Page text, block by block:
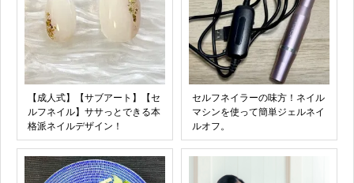
【成人式】【サブアート】【セ
ルフネイル】ササっとできる本
格派ネイルデザイン！
セルフネイラーの味方！ネイル
マシンを使って簡単ジェルネイ
ルオフ。